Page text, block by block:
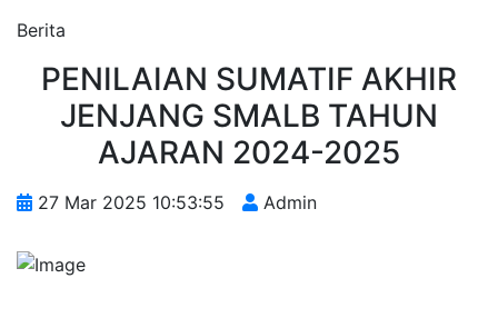
Berita
PENILAIAN SUMATIF AKHIR
JENJANG SMALB TAHUN
AJARAN 2024-2025
27 Mar 2025 10:53:55 Admin